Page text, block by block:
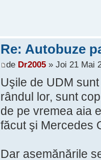
Re: Autobuze
de Dr2005» Joi 21 Mai
Uşile de UDM
rândul lor, sunt
de pe vremea aia
făcut şi Mercedes
Dar asemănările